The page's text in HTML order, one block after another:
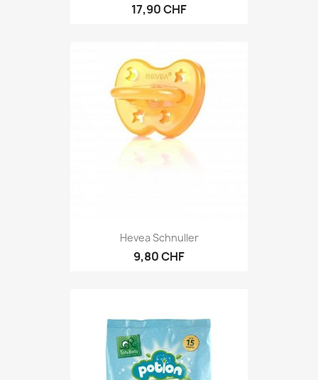
17,90 CHF
Hevea Schnuller
9,80 CHF